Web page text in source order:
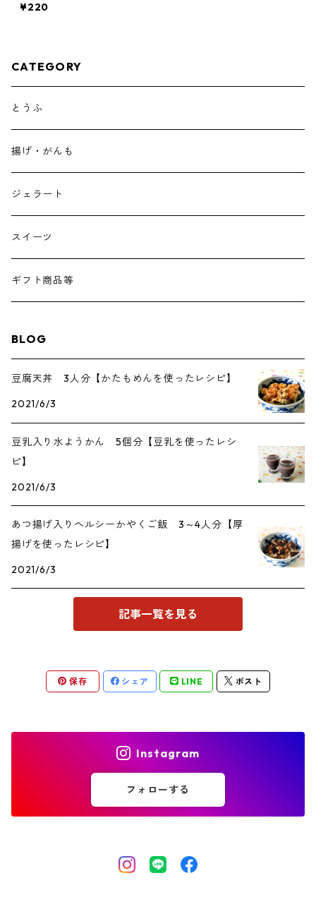
¥220
CATEGORY
とうふ
揚げ・がんも
ジェラート
スイーツ
ギフト商品等
BLOG
豆腐天丼 3人分【かたもめんを使ったレシピ】
2021/6/3
豆乳入り水ようかん 5個分【豆乳を使ったレシ
ピ】
2021/6/3
あつ揚げ入りヘルシーかやくご飯 3～4人分【厚
揚げを使ったレシピ】
2021/6/3
記事一覧を見る
保存 シェア LINE ポスト
Instagram
フォローする